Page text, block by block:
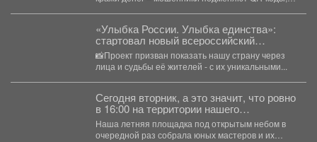
«Улыбка России. Улыбка единства»:
стартовал новый всероссийский
фотопроект!
📸Проект призван показать нашу страну через
лица и судьбы её жителей - с их уникальными...
Сегодня вторник, а это значит, что ровно
в 16:00 на территории нашего
выставочного зала снова закипела
большая творческая работа.
Наша летняя площадка под открытым небом в
очередной раз собрала юных мастеров и их